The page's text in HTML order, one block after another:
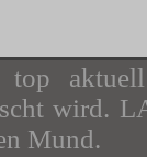
top
wird.
Mund.